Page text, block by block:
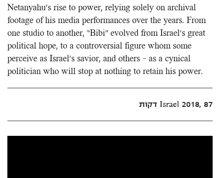
Netanyahu’s rise to power, relying solely on archival
footage of his media performances over the years. From
one studio to another, “Bibi” evolved from Israel’s great
political hope, to a controversial figure whom some
perceive as Israel’s savior, and others – as a cynical
politician who will stop at nothing to retain his power.
Israel 2018, 87 דקות